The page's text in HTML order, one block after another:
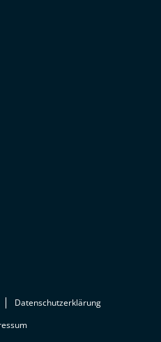
Datenschutzerklärung